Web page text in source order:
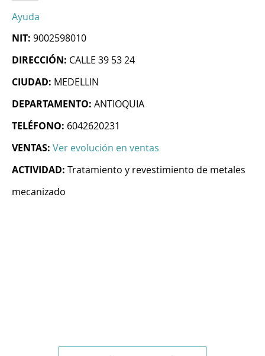
Ayuda
NIT: 9002598010
DIRECCIÓN: CALLE 39 53 24
CIUDAD: MEDELLIN
DEPARTAMENTO: ANTIOQUIA
TELÉFONO: 6042620231
VENTAS: Ver evolución en ventas
ACTIVIDAD: Tratamiento y revestimiento de metales
mecanizado